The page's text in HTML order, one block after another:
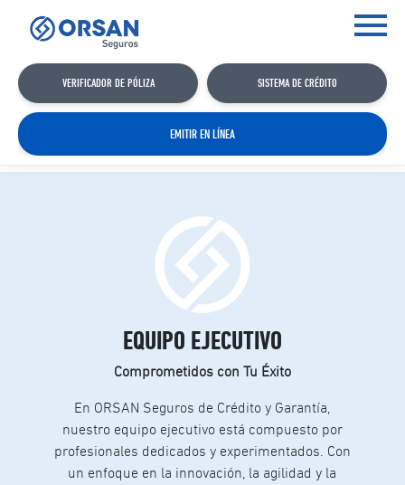
VERIFICADOR DE PÓLIZA SISTEMA DE CRÉDITO
EMITIR EN LÍNEA
EQUIPO EJECUTIVO
Comprometidos con Tu Éxito
En ORSAN Seguros de Crédito y Garantía,
nuestro equipo ejecutivo está compuesto por
profesionales dedicados y experimentados. Con
un enfoque en la innovación, la agilidad y la